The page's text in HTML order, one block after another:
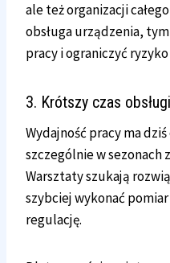
ale też organizacji
obsługa urządzenia,
pracy i ograniczyć
3. Krótszy czas
Wydajność pracy ma
szczególnie w sezonach
Warsztaty szukają
szybciej wykonać
regulację.